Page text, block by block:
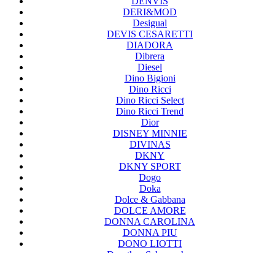
DERI&MOD
Desigual
DEVIS CESARETTI
DIADORA
Dibrera
Diesel
Dino Bigioni
Dino Ricci
Dino Ricci Select
Dino Ricci Trend
Dior
DISNEY MINNIE
DIVINAS
DKNY
DKNY SPORT
Dogo
Doka
Dolce & Gabbana
DOLCE AMORE
DONNA CAROLINA
DONNA PIU
DONO LIOTTI